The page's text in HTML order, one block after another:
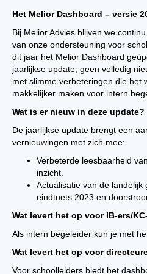
Het Melior Dashboard – versie
Bij Melior Advies blijven we
van onze ondersteuning voor
dit jaar het Melior Dashboard
jaarlijkse update, geen volledig
met slimme verbeteringen die het
makkelijker maken voor intern
Wat is er nieuw in deze update?
De jaarlijkse update brengt een
vernieuwingen met zich mee:
Verbeterde leesbaarheid
inzicht.
Actualisatie van de
eindtoets 2023 en
Wat levert het op voor IB-ers/
Als intern begeleider kun je met
Wat levert het op voor
Voor schoolleiders biedt het